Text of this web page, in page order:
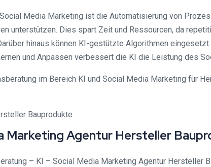
Media Marketing ist die Automatisierung von
unterstützen. Dies spart Zeit und Ressourcen, da
hinaus können KI-gestützte Algorithmen
und Anpassen verbessert die KI die Leistung des
im Bereich KI und Social Media Marketing für
Marketing Agentur Hersteller
– KI – Social Media Marketing Agentur Hersteller